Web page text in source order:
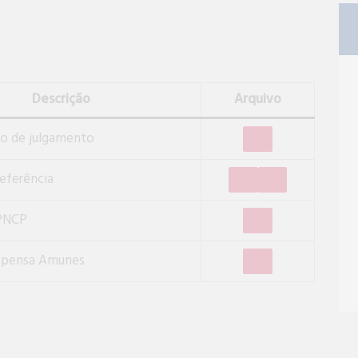
Descrição
Arquivo
de julgamento
Amunes